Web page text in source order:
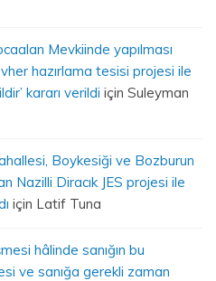
Mevkiinde yapılması
hazırlama tesisi projesi ile
kararı verildi için Suleyman
Boykesiği ve Bozburun
Nazilli Diracık JES projesi ile
için Latif Tuna
hâlinde sanığın bu
ve sanığa gerekli zaman